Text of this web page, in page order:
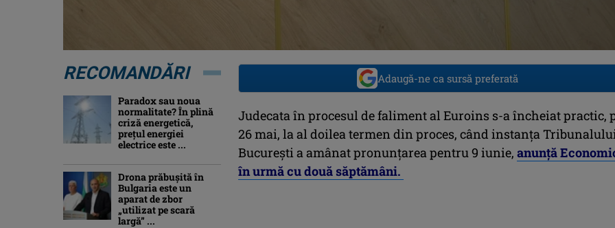
Adaugă-ne ca sursă preferată
Judecata în procesul de faliment al Euroins s-a încheiat practic,
26 mai, la al doilea termen din proces, când instanța
București a amânat pronunțarea pentru 9 iunie, anunță
în urmă cu două săptămâni.
RECOMANDĂRI
Paradox sau noua
normalitate? În plină
criză energetică,
prețul energiei
electrice este ...
Drona prăbuşită în
Bulgaria este un
aparat de zbor
„utilizat pe scară
largă” ...